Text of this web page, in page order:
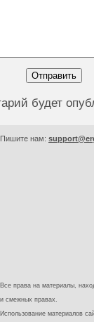
будет
Пишите нам:
Все права на материалы,
и смежных правах.
Использование материалов